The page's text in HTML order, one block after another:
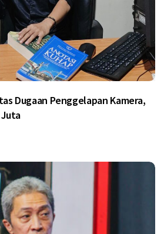
Dugaan Penggelapan Kamera,
Juta